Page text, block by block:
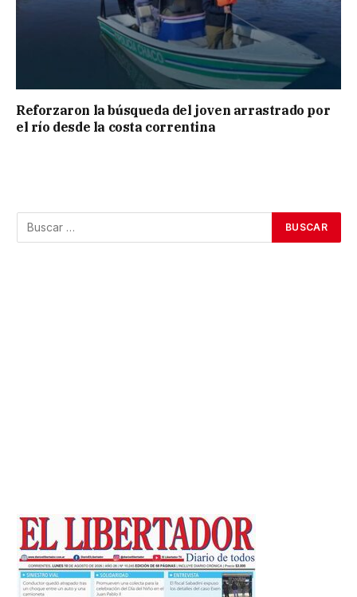
Reforzaron la búsqueda del joven arrastrado por
el río desde la costa correntina